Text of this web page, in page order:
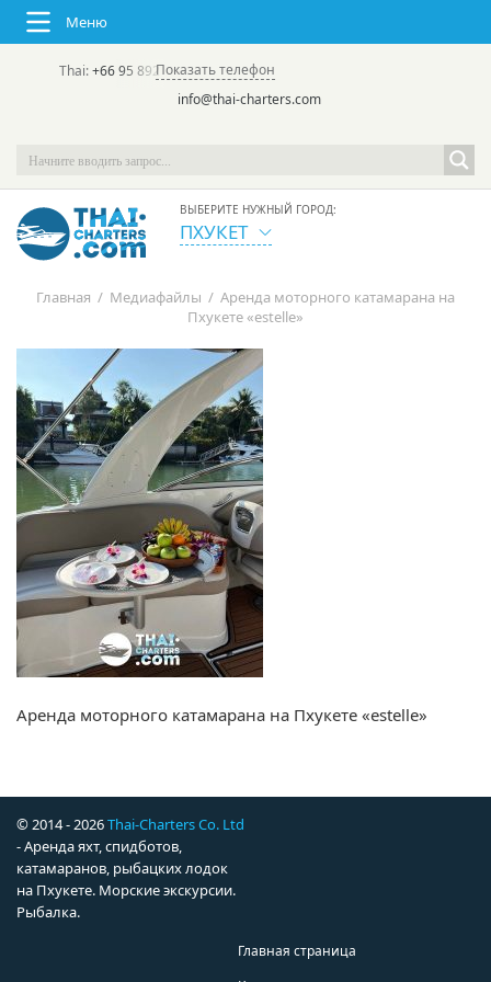
Меню
Thai:+66 95 892 7646(rus/eng) | в России:
Показать телефон
info@thai-charters.com
ВЫБЕРИТЕ НУЖНЫЙ ГОРОД:
ПХУКЕТ
Главная / Медиафайлы / Аренда моторного катамарана на
Пхукете «estelle»
Аренда моторного катамарана на Пхукете «estelle»
© 2014 - 2026Thai-Charters Co. Ltd
- Аренда яхт, спидботов,
катамаранов, рыбацких лодок
на Пхукете. Морские экскурсии.
Рыбалка.
Главная страница